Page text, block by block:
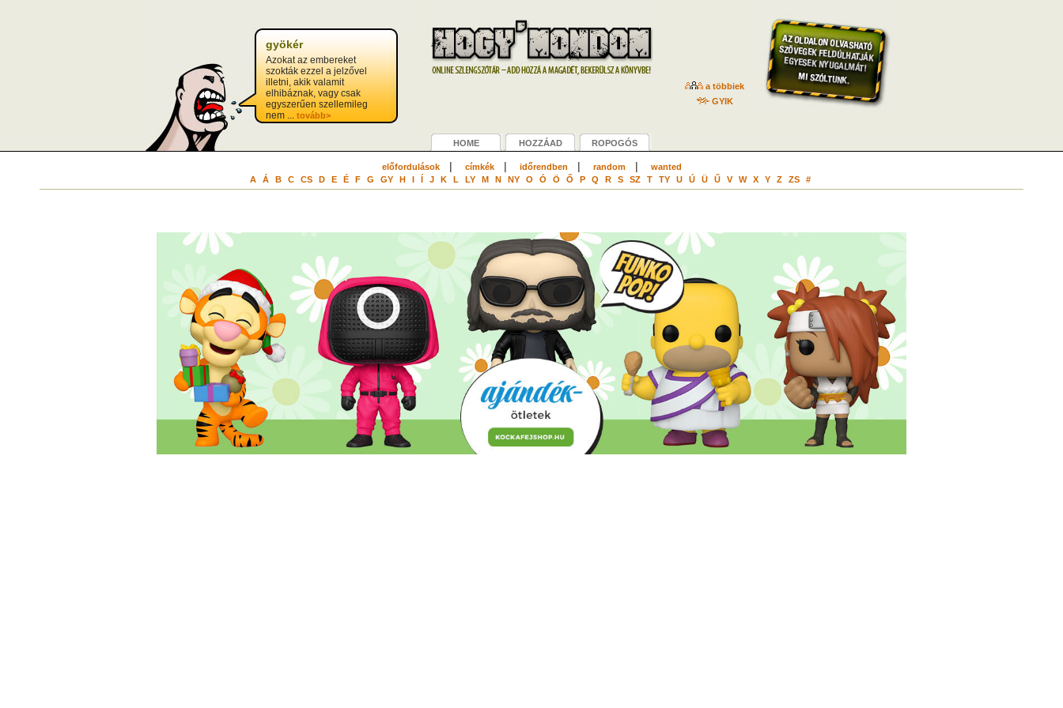
gyökér
Azokat az embereket
szokták ezzel a jelzővel
illetni, akik valamit
elhibáznak, vagy csak
egyszerűen szellemileg
nem ... tovább>
a többiek
GYIK
HOME HOZZÁAD ROPOGÓS
előfordulások| címkék| időrendben | random|
wanted
A
Á B C CS D E É F G GY H I Í J K L LY M N NY O Ó Ö Ő P Q R S SZ T TY U Ú Ü Ű V W X Y Z ZS #